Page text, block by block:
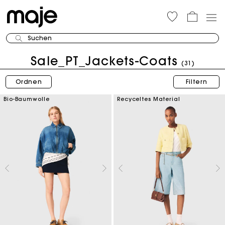
Suchen
Sale_PT_Jackets-Coats (31)
Ordnen Filtern
Bio-Baumwolle Recyceltes Material